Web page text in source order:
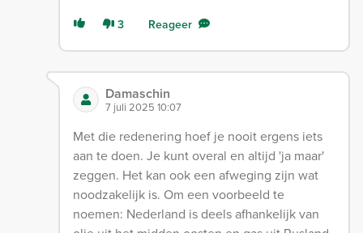
3 Reageer
Damaschin
7 juli 2025 10:07
Met die redenering hoef je nooit ergens iets
aan te doen. Je kunt overal en altijd 'ja maar'
zeggen. Het kan ook een afweging zijn wat
noodzakelijk is. Om een voorbeeld te
noemen: Nederland is deels afhankelijk van